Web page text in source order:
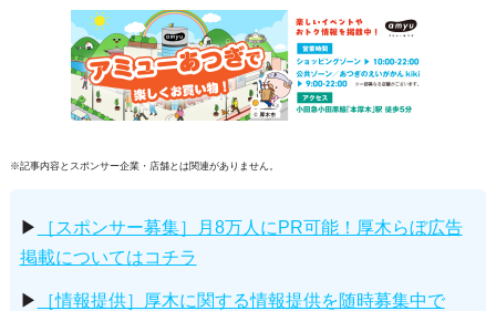
※記事内容とスポンサー企業・店舗とは関連がありません。
▶
［スポンサー募集］月8万人にPR可能！厚木らぼ広告
掲載についてはコチラ
▶
［情報提供］厚木に関する情報提供を随時募集中で